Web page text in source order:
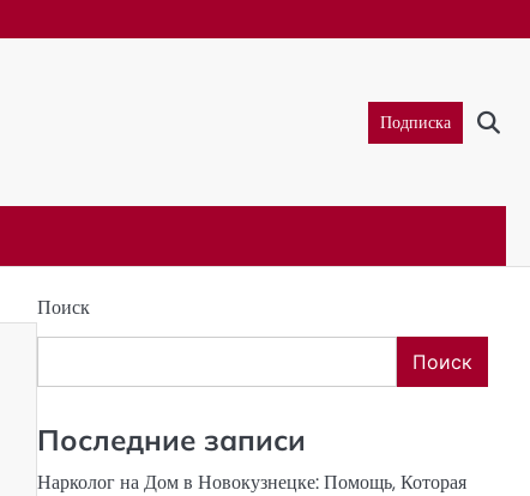
Подписка
Поиск
Поиск
Последние записи
Нарколог на Дом в Новокузнецке: Помощь, Которая